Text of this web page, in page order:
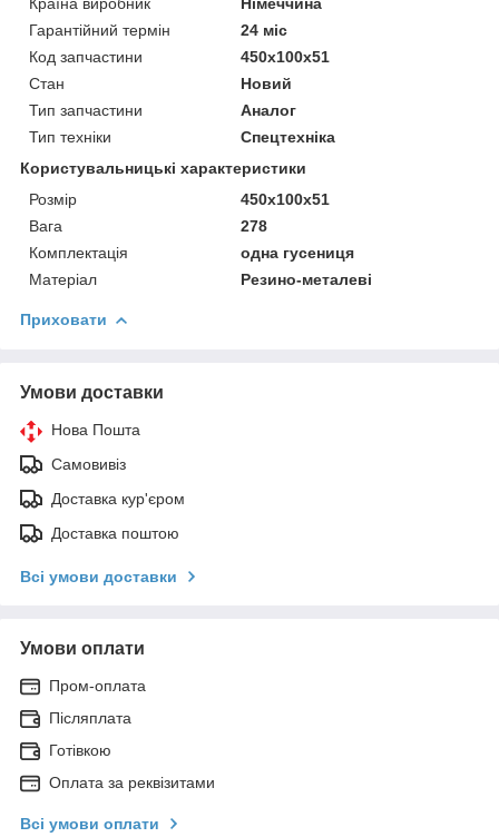
Гарантійний термін
24 міс
Код запчастини
450x100x51
Стан
Новий
Тип запчастини
Аналог
Тип техніки
Спецтехніка
Користувальницькі характеристики
Розмір
450x100x51
Вага
278
Комплектація
одна гусениця
Матеріал
Резино-металеві
Приховати
Умови доставки
Нова Пошта
Самовивіз
Доставка кур'єром
Доставка поштою
Всі умови доставки
Умови оплати
Пром-оплата
Післяплата
Готівкою
Оплата за реквізитами
Всі умови оплати